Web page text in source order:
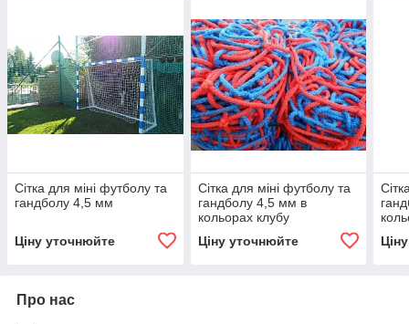
Сітка для міні футболу та
гандболу 4,5 мм
Ціну уточнюйте
Сітка для міні футболу та
гандболу 4,5 мм в
кольорах клубу
Ціну уточнюйте
Про нас